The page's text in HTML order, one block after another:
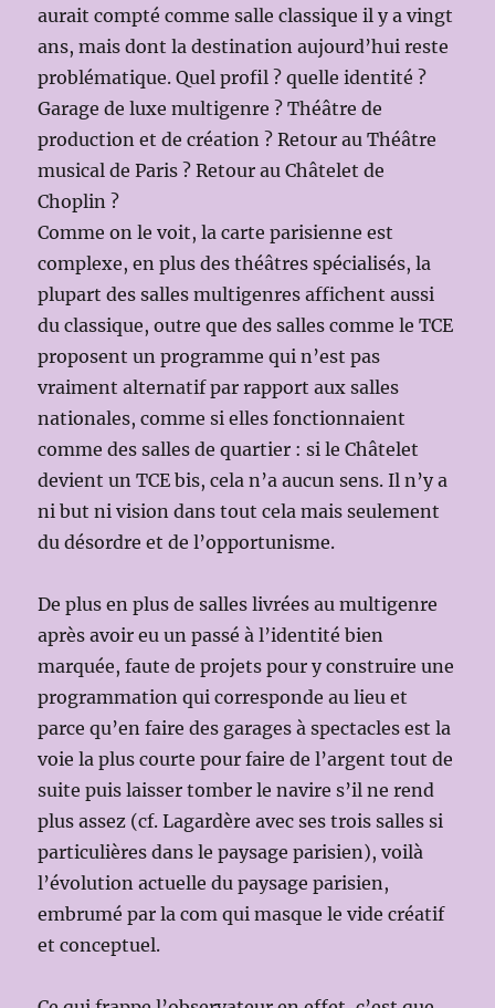
aurait compté comme salle classique il y a vingt
ans, mais dont la destination aujourd’hui reste
problématique. Quel profil ? quelle identité ?
Garage de luxe multigenre ? Théâtre de
production et de création ? Retour au Théâtre
musical de Paris ? Retour au Châtelet de
Choplin ?
Comme on le voit, la carte parisienne est
complexe, en plus des théâtres spécialisés, la
plupart des salles multigenres affichent aussi
du classique, outre que des salles comme le TCE
proposent un programme qui n’est pas
vraiment alternatif par rapport aux salles
nationales, comme si elles fonctionnaient
comme des salles de quartier : si le Châtelet
devient un TCE bis, cela n’a aucun sens. Il n’y a
ni but ni vision dans tout cela mais seulement
du désordre et de l’opportunisme.
De plus en plus de salles livrées au multigenre
après avoir eu un passé à l’identité bien
marquée, faute de projets pour y construire une
programmation qui corresponde au lieu et
parce qu’en faire des garages à spectacles est la
voie la plus courte pour faire de l’argent tout de
suite puis laisser tomber le navire s’il ne rend
plus assez (cf. Lagardère avec ses trois salles si
particulières dans le paysage parisien), voilà
l’évolution actuelle du paysage parisien,
embrumé par la com qui masque le vide créatif
et conceptuel.